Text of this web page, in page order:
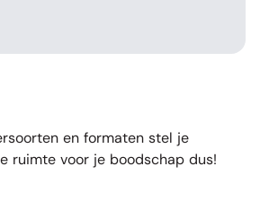
en formaten stel je
ruimte voor je boodschap dus!